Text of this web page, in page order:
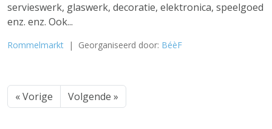
servieswerk, glaswerk, decoratie, elektronica, speelgoed
enz. enz. Ook...
Rommelmarkt | Georganiseerd door: BéèF
« Vorige Volgende »